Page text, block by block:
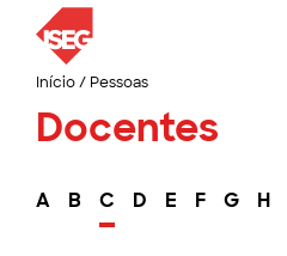
Início/ Pessoas
Docentes
A B C D E F G H